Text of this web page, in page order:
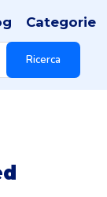
Ricerca
Categorie